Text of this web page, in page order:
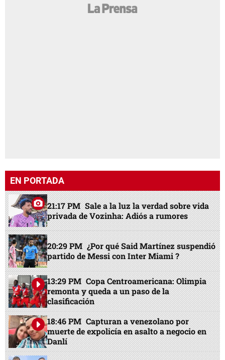
EN PORTADA
21:17 PM Sale a la luz la verdad sobre vida
privada de Vozinha: Adiós a rumores
20:29 PM ¿Por qué Said Martínez suspendió
partido de Messi con Inter Miami ?
13:29 PM Copa Centroamericana: Olimpia
remonta y queda a un paso de la
clasificación
18:46 PM Capturan a venezolano por
muerte de expolicía en asalto a negocio en
Danlí